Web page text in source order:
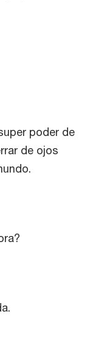
poder de
de ojos